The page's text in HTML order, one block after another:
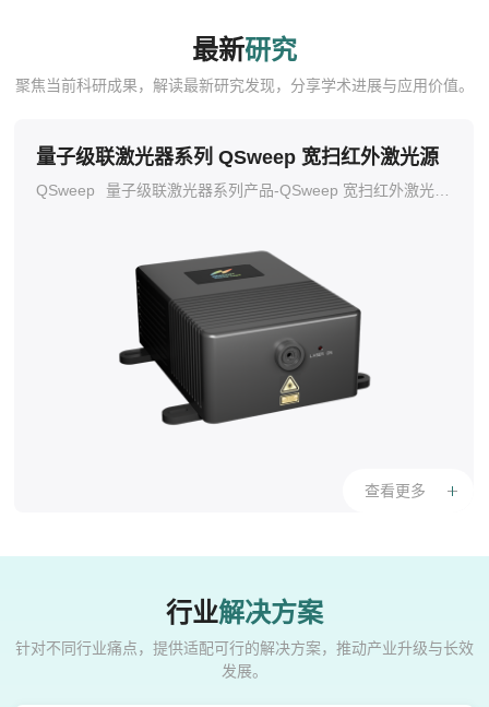
最新研究
聚焦当前科研成果，解读最新研究发现，分享学术进展与应用价值。
量子级联激光器系列 QSweep 宽扫红外激光源
QSweep 量子级联激光器系列产品-QSweep 宽扫红外激光源是一种可调谐脉冲外腔量子级联激光器。本产品配有多个波长可调谐的中红外激光器，能够实现远程、非接触、高效的中远红外波段光谱输出。特别的外观设计，具备无需外部冷却即可在室温下运行的能力。
查看更多
行业解决方案
针对不同行业痛点，提供适配可行的解决方案，推动产业升级与长效
发展。